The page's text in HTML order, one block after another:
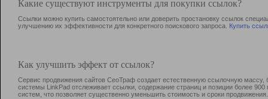
Какие существуют инструменты для покупки ссылок?
Ссылки можно купить самостоятельно или доверить простановку ссылок
улучшению их эффективности для конкретного поискового запроса. Купить
Как улучшить эффект от ссылок?
Сервис продвижения сайтов СеоТраф создает естественную ссылочную
системы LinkPad отслеживает ссылки, содержание страниц и позиции более
систем, что позволяет существенно уменьшить стоимость и сроки продвижения.